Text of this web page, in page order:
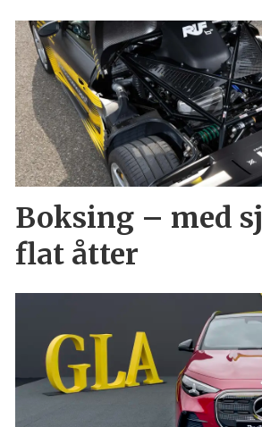
Boksing – med
flat åtter